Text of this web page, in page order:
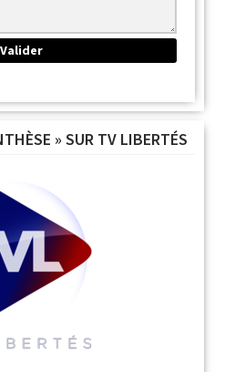
» SUR TV LIBERTÉS